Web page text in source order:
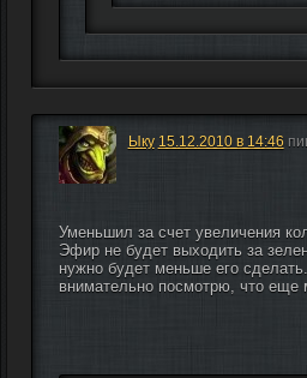
Ыку 15.12.2010 в 14:46
Уменьшил за счет увеличения
Эфир не будет выходить за
нужно будет меньше его
внимательно посмотрю, что еще